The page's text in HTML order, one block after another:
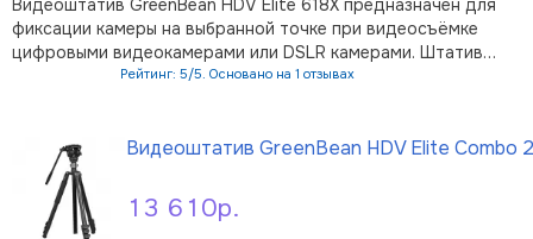
Видеоштатив GreenBean HDV Elite 618X предназначен для
фиксации камеры на выбранной точке при видеосъёмке
цифровыми видеокамерами или DSLR камерами. Штатив
подходит для любых фото- и видеокамер с резьбовым
Рейтинг: 5/5. Основано на 1 отзывах
13 610р.
Видеоштатив GreenBean HDV Elite Combo 2